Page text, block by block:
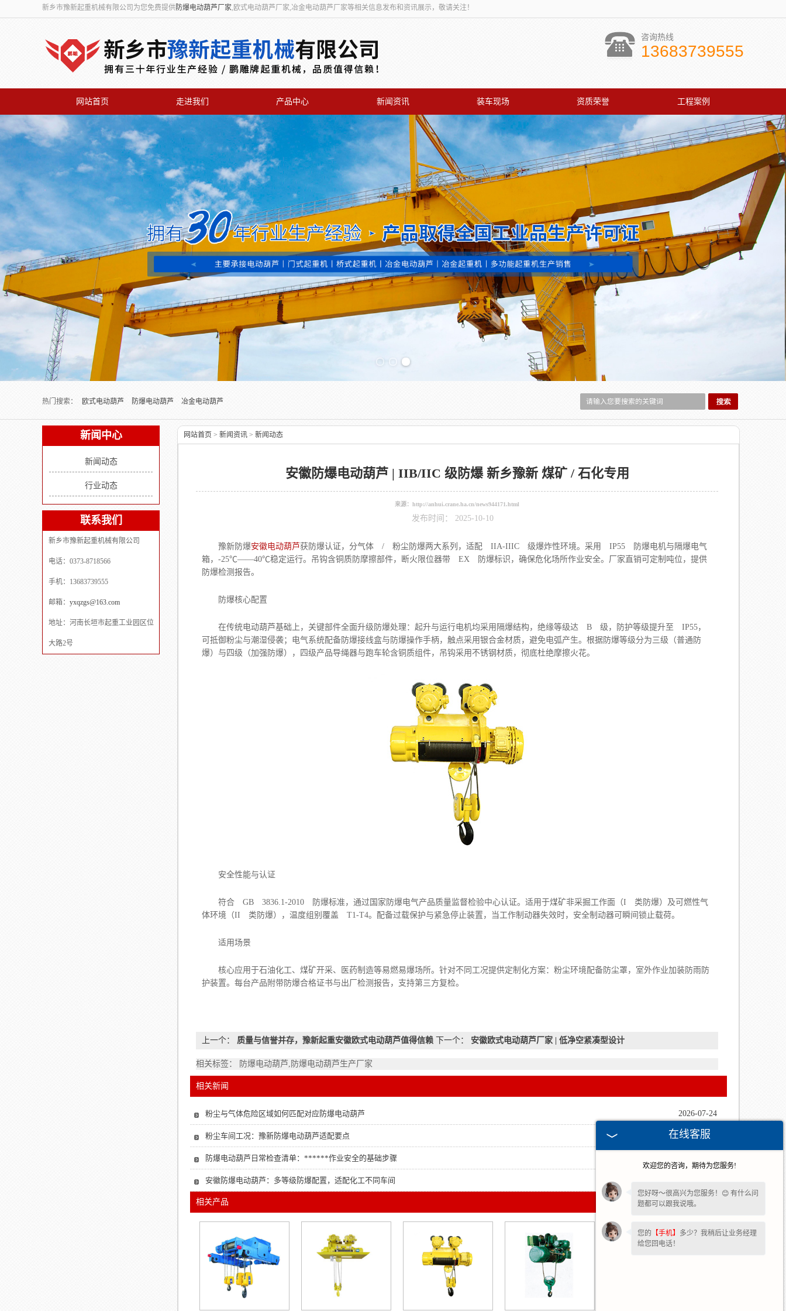
新乡市豫新起重机械有限公司为您免费提供防爆电动葫芦厂家,欧式电动葫芦厂家,冶金电动葫芦厂家等相关信息发布和资讯展示，敬请关注！
咨询热线
13683739555
网站首页 走进我们 产品中心 新闻资讯 装车现场 资质荣誉 工程案例
联系我们
热门搜索：
欧式电动葫芦 防爆电动葫芦 冶金电动葫芦
新闻中心
新闻动态
行业动态
联系我们
新乡市豫新起重机械有限公司
电话：0373-8718566
手机：13683739555
邮箱： yxqzgs@163.com
地址：河南长垣市起重工业园区位
大路2号
网站首页 > 新闻资讯 > 新闻动态
安徽防爆电动葫芦 | IIB/IIC 级防爆 新乡豫新 煤矿 / 石化专用
来源： http://anhui.crane.ha.cn/news944171.html
发布时间： 2025-10-10
豫新防爆安徽电动葫芦获防爆认证，分气体 / 粉尘防爆两大系列，适配 IIA-IIIC 级爆炸性环境。采用 IP55 防爆电机与隔爆电气
箱，-25℃——40℃稳定运行。吊钩含铜质防摩擦部件，断火限位器带 EX 防爆标识，确保危化场所作业安全。厂家直销可定制吨位，提供
防爆检测报告。
防爆核心配置
在传统电动葫芦基础上，关键部件全面升级防爆处理：起升与运行电机均采用隔爆结构，绝缘等级达 B 级，防护等级提升至 IP55，
可抵御粉尘与潮湿侵袭；电气系统配备防爆接线盒与防爆操作手柄，触点采用银合金材质，避免电弧产生。根据防爆等级分为三级（普通防
爆）与四级（加强防爆），四级产品导绳器与跑车轮含铜质组件，吊钩采用不锈钢材质，彻底杜绝摩擦火花。
安全性能与认证
符合 GB 3836.1-2010 防爆标准，通过国家防爆电气产品质量监督检验中心认证。适用于煤矿非采掘工作面（I 类防爆）及可燃性气
体环境（II 类防爆），温度组别覆盖 T1-T4。配备过载保护与紧急停止装置，当工作制动器失效时，安全制动器可瞬间锁止载荷。
适用场景
核心应用于石油化工、煤矿开采、医药制造等易燃易爆场所。针对不同工况提供定制化方案：粉尘环境配备防尘罩，室外作业加装防雨防
护装置。每台产品附带防爆合格证书与出厂检测报告，支持第三方复检。
上一个： 质量与信誉并存，豫新起重安徽欧式电动葫芦值得信赖 下一个： 安徽欧式电动葫芦厂家 | 低净空紧凑型设计
相关标签： 防爆电动葫芦,防爆电动葫芦生产厂家
相关新闻
2026-07-24
粉尘与气体危险区域如何匹配对应防爆电动葫芦
2026-05-15
粉尘车间工况：豫新防爆电动葫芦适配要点
防爆电动葫芦日常检查清单：******作业安全的基础步骤
安徽防爆电动葫芦：多等级防爆配置，适配化工不同车间
相关产品
在线客服
欢迎您的咨询，期待为您服务!
您好呀～很高兴为您服务！😊 有什么问
题都可以跟我说哦。
您的 【手机】 多少？我稍后让业务经理
给您回电话！